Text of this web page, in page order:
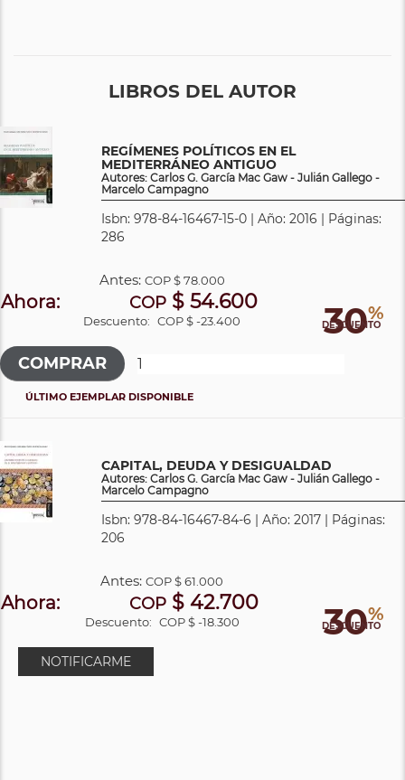
LIBROS DEL AUTOR
REGÍMENES POLÍTICOS EN EL
MEDITERRÁNEO ANTIGUO
Autores: Carlos G. García Mac Gaw - Julián Gallego -
Marcelo Campagno
Isbn: 978-84-16467-15-0 | Año: 2016 | Páginas:
286
30%
DESCUENTO
Antes: COP$ 78.000
Ahora: COP $ 54.600
Descuento: COP $ -23.400
ÚLTIMO EJEMPLAR DISPONIBLE
CAPITAL, DEUDA Y DESIGUALDAD
Autores: Carlos G. García Mac Gaw - Julián Gallego -
Marcelo Campagno
Isbn: 978-84-16467-84-6 | Año: 2017 | Páginas:
206
30%
DESCUENTO
Antes:COP$ 61.000
Ahora: COP$ 42.700
Descuento: COP $ -18.300
NOTIFICARME